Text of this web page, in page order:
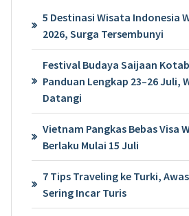
5 Destinasi Wisata Indonesia
2026, Surga Tersembunyi
Festival Budaya Saijaan
Panduan Lengkap 23–26 Juli,
Datangi
Vietnam Pangkas Bebas Visa
Berlaku Mulai 15 Juli
7 Tips Traveling ke Turki,
Sering Incar Turis